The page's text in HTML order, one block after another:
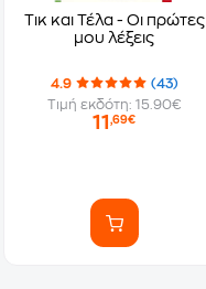
Τικ και Τέλα - Oι πρώτες
μου λέξεις
4.9
(43)
Τιμή εκδότη: 15.90€
11,69€